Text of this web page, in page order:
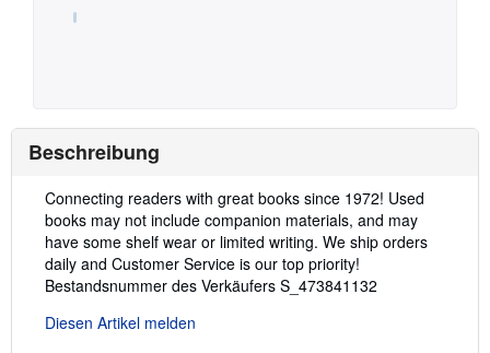
Beschreibung
Beschreibung:
Connecting readers with great books since 1972! Used
books may not include companion materials, and may
have some shelf wear or limited writing. We ship orders
daily and Customer Service is our top priority!
Bestandsnummer des Verkäufers S_473841132
Diesen Artikel melden